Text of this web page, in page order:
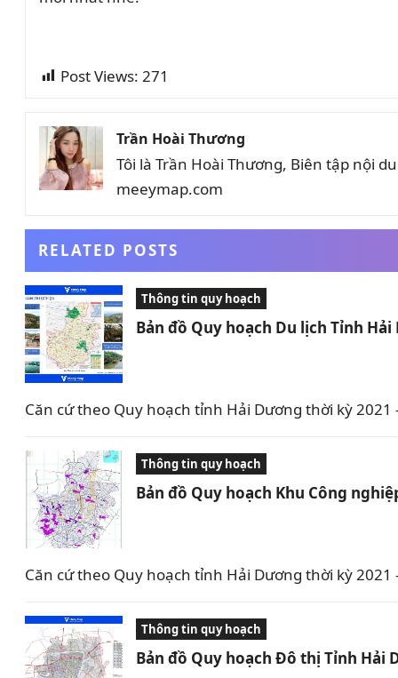
Post Views: 271
Trần Hoài Thương
Tôi là Trần Hoài Thương, Biên tập nội
meeymap.com
RELATED POSTS
Thông tin quy hoạch
Bản đồ Quy hoạch Du lịch Tỉnh
Căn cứ theo Quy hoạch tỉnh Hải Dương thời kỳ
Thông tin quy hoạch
Bản đồ Quy hoạch Khu Công
Căn cứ theo Quy hoạch tỉnh Hải Dương thời kỳ
Thông tin quy hoạch
Bản đồ Quy hoạch Đô thị Tỉnh Hải